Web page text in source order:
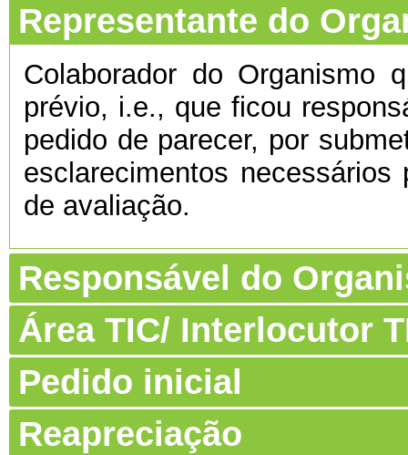
Representante do
Colaborador do Organismo
prévio, i.e., que ficou
pedido de parecer, por
esclarecimentos
de avaliação.
Responsável do
Área TIC/ Interlocutor
Pedido inicial
Reapreciação